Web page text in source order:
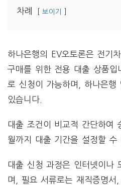
차례 보이기
하나은행의 EV오토론은 전기
구매를 위한 전용 대출 상품입
로 신청이 가능하며, 하나은
있습니다.
대출 조건이 비교적 간단하여
월까지 대출 기간을 설정할 수
대출 신청 과정은 인터넷이나
며, 필요 서류로는 재직증명서